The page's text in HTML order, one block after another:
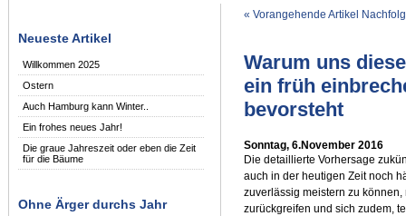
Neueste Artikel
Willkommen 2025
Ostern
Auch Hamburg kann Winter..
Ein frohes neues Jahr!
Die graue Jahreszeit oder eben die Zeit
für die Bäume
Ohne Ärger durchs Jahr
« Vorangehende Artikel
Warum uns
ein früh
bevorsteht
Sonntag, 6.November 2016
Die detaillierte Vorhersage
auch in der heutigen Zeit noch
zuverlässig meistern zu
zurückgreifen und sich zudem,